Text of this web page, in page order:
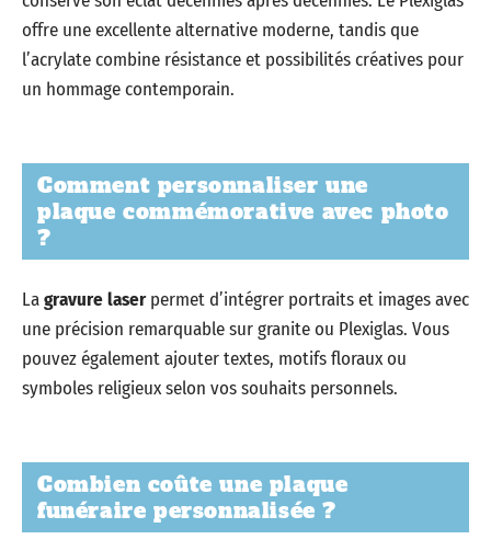
offre une excellente alternative moderne, tandis que
l’acrylate combine résistance et possibilités créatives pour
un hommage contemporain.
Comment personnaliser une
plaque commémorative avec photo
?
Lagravure laserpermet d’intégrer portraits et images avec
une précision remarquable sur granite ou Plexiglas. Vous
pouvez également ajouter textes, motifs floraux ou
symboles religieux selon vos souhaits personnels.
Combien coûte une plaque
funéraire personnalisée ?